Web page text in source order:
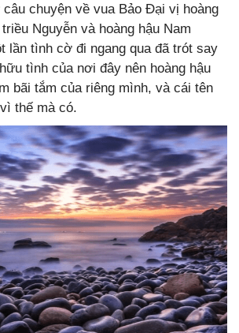
câu chuyện về vua Bảo Đại vị hoàng
Nguyễn và hoàng hậu Nam
lần tình cờ đi ngang qua đã trót say
tình của nơi đây nên hoàng hậu
bãi tắm của riêng mình, và cái tên
thế mà có.